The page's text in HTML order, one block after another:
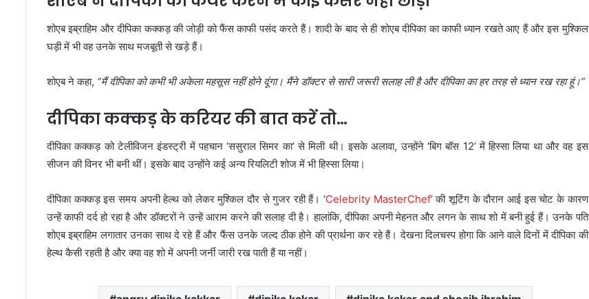
शोएब इब्राहिम और दीपिका कक्कड़ की जोड़ी को फैंस काफी पसंद करते हैं। शादी के बाद से ही शोएब दीपिका का काफी ध्यान रखते आए हैं और इस मुश्किल
घड़ी में भी वह उनके साथ मजबूती से खड़े हैं।
शोएब ने कहा, “मैं दीपिका को कभी भी अकेला महसूस नहीं होने दूंगा। मैंने डॉक्टर से सारी जरूरी सलाह ली है और दीपिका का हर तरह से ध्यान रख रहा हूं।”
दीपिका कक्कड़ के करियर की बात करें तो…
दीपिका कक्कड़ को टेलीविजन इंडस्ट्री में पहचान ‘ससुराल सिमर का’ से मिली थी। इसके अलावा, उन्होंने ‘बिग बॉस 12’ में हिस्सा लिया था और वह इस
सीजन की विनर भी बनी थीं। इसके बाद उन्होंने कई अन्य रियलिटी शोज में भी हिस्सा लिया।
दीपिका कक्कड़ इस समय अपनी हेल्थ को लेकर मुश्किल दौर से गुजर रही हैं। ‘Celebrity MasterChef’की शूटिंग के दौरान आई इस चोट के कारण
उन्हें काफी दर्द हो रहा है और डॉक्टरों ने उन्हें आराम करने की सलाह दी है। हालांकि, दीपिका अपनी मेहनत और लगन के साथ शो में बनी हुई हैं। उनके पति
शोएब इब्राहिम लगातार उनका साथ दे रहे हैं और फैंस उनके जल्द ठीक होने की प्रार्थना कर रहे हैं। देखना दिलचस्प होगा कि आने वाले दिनों में दीपिका की
हेल्थ कैसी रहती है और क्या वह शो में अपनी जर्नी जारी रख पाती हैं या नहीं।